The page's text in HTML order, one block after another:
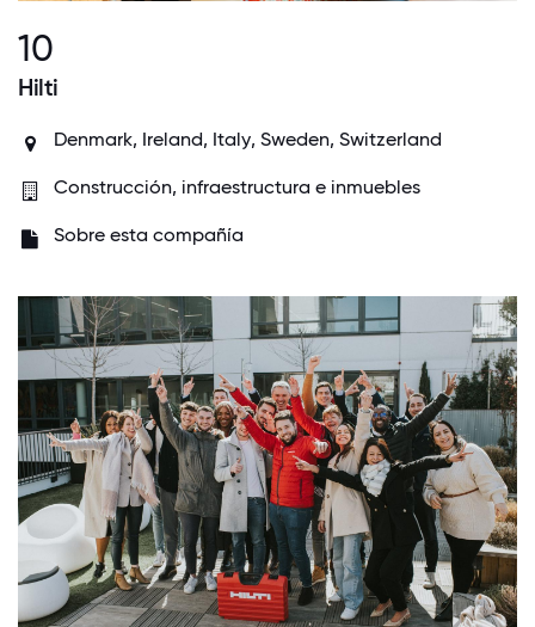
10
Hilti
Denmark, Ireland, Italy, Sweden, Switzerland
Construcción, infraestructura e inmuebles
Sobre esta compañía